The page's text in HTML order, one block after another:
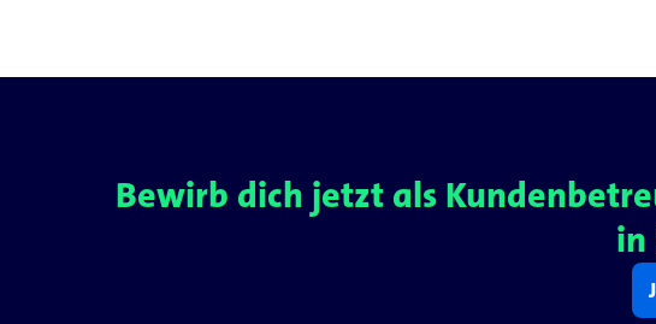
Bewirb dich jetzt als
in